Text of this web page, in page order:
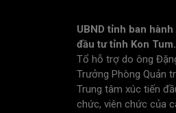
UBND tỉnh ban
đầu tư tỉnh Kon Tum.
Tổ hỗ trợ do ông
Trưởng Phòng Quản
Trung tâm xúc tiến
chức, viên chức của